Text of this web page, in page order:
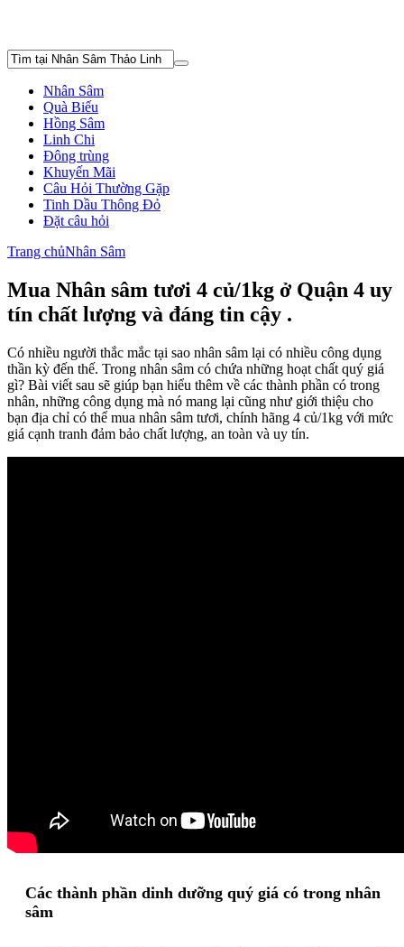
Nhân Sâm
Quà Biếu
Hồng Sâm
Linh Chi
Đông trùng
Khuyến Mãi
Câu Hỏi Thường Gặp
Tinh Dầu Thông Đỏ
Đặt câu hỏi
Trang chủNhân Sâm
Mua Nhân sâm tươi 4 củ/1kg ở Quận 4 uy
tín chất lượng và đáng tin cậy .
Có nhiều người thắc mắc tại sao nhân sâm lại có nhiều công dụng
thần kỳ đến thế. Trong nhân sâm có chứa những hoạt chất quý giá
gì? Bài viết sau sẽ giúp bạn hiểu thêm về các thành phần có trong
nhân, những công dụng mà nó mang lại cũng như giới thiệu cho
bạn địa chỉ có thể mua nhân sâm tươi, chính hãng 4 củ/1kg với mức
giá cạnh tranh đảm bảo chất lượng, an toàn và uy tín.
Các thành phần dinh dưỡng quý giá có trong nhân
sâm